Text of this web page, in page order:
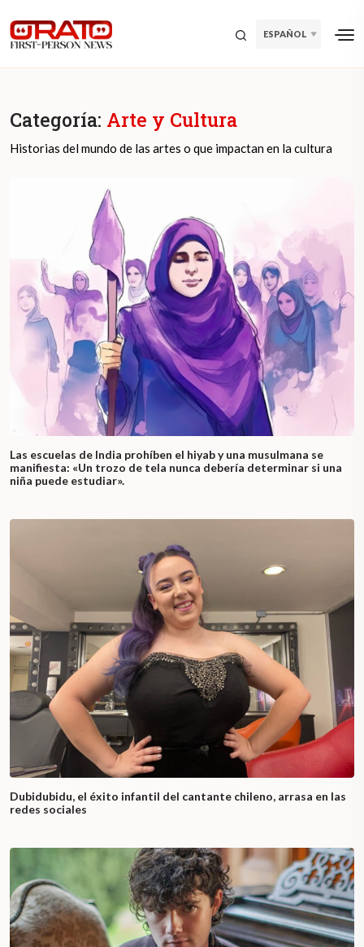
ESPAÑOL
Categoría: Arte y Cultura
Historias del mundo de las artes o que impactan en la cultura
Las escuelas de India prohíben el hiyab y una musulmana se
manifiesta: «Un trozo de tela nunca debería determinar si una
niña puede estudiar».
Dubidubidu, el éxito infantil del cantante chileno, arrasa en las
redes sociales